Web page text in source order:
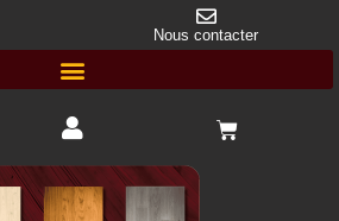
Nous contacter